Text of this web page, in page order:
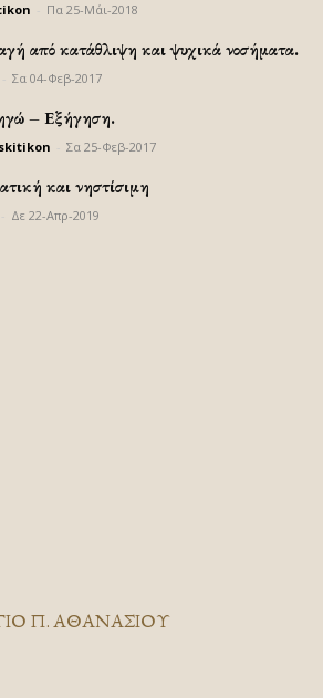
Πα 25-Μάι-2018
από κατάθλιψη και ψυχικά νοσήματα.
Σα 04-Φεβ-2017
– Εξήγηση.
Σα 25-Φεβ-2017
και νηστίσιμη
Δε 22-Απρ-2019
Π. ΑΘΑΝΑΣΙΟΥ